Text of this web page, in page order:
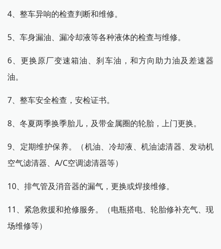
4、整车异响的检查判断和维修。
5、车身漏油、漏冷却液等各种液体的检查与维修。
6、更换原厂变速箱油、刹车油，和方向助力油及差速器
油。
7、整车安全检查，安检证书。
8、冬夏两季换季胎儿，及带金属圈的轮胎，上门更换。
9、定期维护保养。（机油、冷却液、机油滤清器、发动机
空气滤清器、A/C空调滤清器等）
10、排气管及消音器的漏气，更换或焊接维修。
11、紧急救援和抢修服务。（电瓶搭电、轮胎修补充气、现
场维修等）